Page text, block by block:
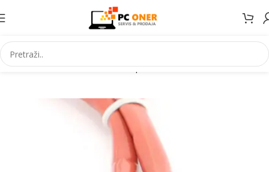
Početna Informatika Mrežna oprema Mrežni kablovi